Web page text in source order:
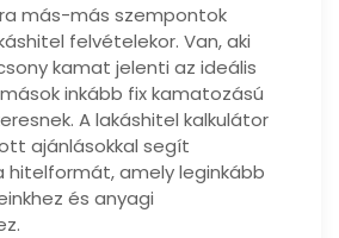
más-más szempontok
felvételekor. Van, aki
kamat jelenti az ideális
inkább fix kamatozású
A lakáshitel kalkulátor
ajánlásokkal segít
hitelformát, amely leginkább
és anyagi